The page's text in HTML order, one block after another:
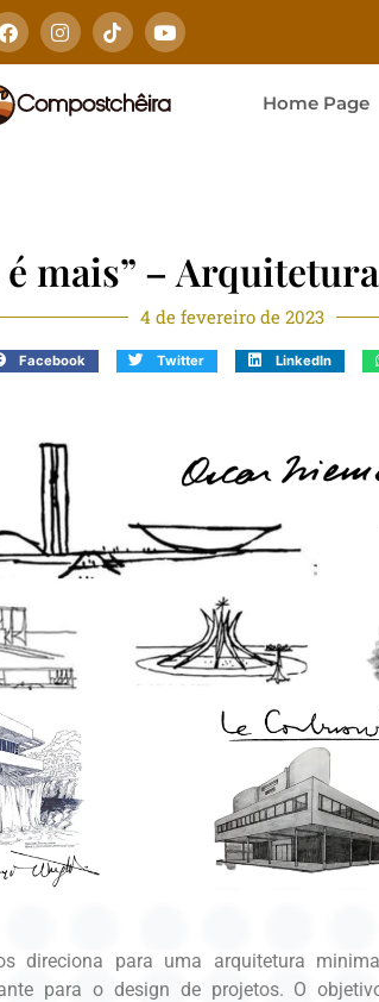
Home Page
é mais” –
4 de fevereiro de 2023
Facebook Twitter LinkedIn
direciona para uma arquitetura
para o design de projetos. O